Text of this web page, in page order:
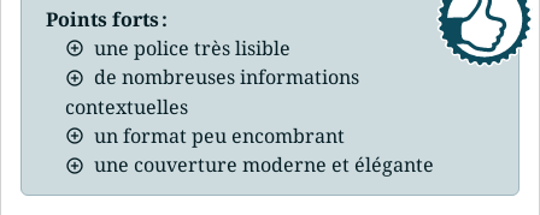
Points forts :
une police très lisible
de nombreuses informations
contextuelles
un format peu encombrant
une couverture moderne et élégante